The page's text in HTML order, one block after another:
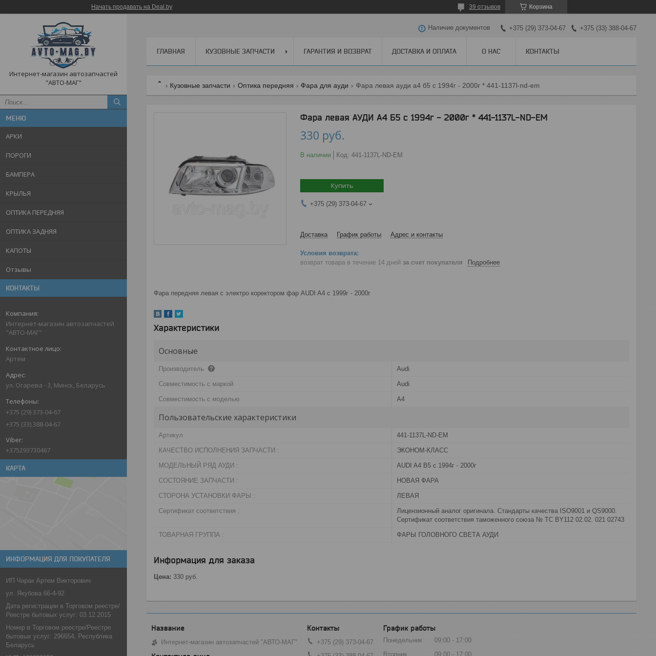
Начать продавать на Deal.by Корзина
39 отзывов
Интернет-магазин автозапчастей
"АВТО-МАГ"
АРКИ
ПОРОГИ
БАМПЕРА
КРЫЛЬЯ
ОПТИКА ПЕРЕДНЯЯ
ОПТИКА ЗАДНЯЯ
КАПОТЫ
Отзывы
КОНТАКТЫ
Интернет-магазин автозапчастей
"АВТО-МАГ"
Артём
ул. Огарева - 3, Минск, Беларусь
+375 (29) 373-04-67
+375 (33) 388-04-67
+375293730467
КАРТА
ИНФОРМАЦИЯ ДЛЯ ПОКУПАТЕЛЯ
ИП Чирак Артем Викторович
ул. Якубова 66-4-92
Дата регистрации в Торговом реестре/
Реестре бытовых услуг: 03.12.2015
Номер в Торговом реестре/Реестре
бытовых услуг: 296654, Республика
Беларусь
Наличие документов +375 (29) 373-04-67 +375 (33) 388-04-67
ГЛАВНАЯ КУЗОВНЫЕ ЗАПЧАСТИ ГАРАНТИЯ И ВОЗВРАТ ДОСТАВКА И ОПЛАТА О НАС КОНТАКТЫ
Кузовные запчасти Оптика передняя Фара для ауди Фара левая ауди а4 б5 с 1994г - 2000г * 441-1137l-nd-em
Фара левая АУДИ А4 Б5 с 1994г - 2000г * 441-1137L-ND-EM
330 руб.
В наличии Код: 441-1137L-ND-EM
Купить
+375 (29) 373-04-67
Доставка График работы Адрес и контакты
возврат товара в течение 14 дней за счет покупателя Подробнее
Фара передняя левая с электро коректором фар AUDI A4 с 1999г - 2000г
Характеристики
Основные
Производитель Audi
Совместимость с маркой Audi
Совместимость с моделью A4
Пользовательские характеристики
Артикул 441-1137L-ND-EM
КАЧЕСТВО ИСПОЛНЕНИЯ ЗАПЧАСТИ : ЭКОНОМ-КЛАСС
МОДЕЛЬНЫЙ РЯД АУДИ : AUDI A4 B5 с 1994г - 2000г
СОСТОЯНИЕ ЗАПЧАСТИ : НОВАЯ ФАРА
СТОРОНА УСТАНОВКИ ФАРЫ : ЛЕВАЯ
Сертификат соответствия :
Лицензионный аналог оригинала. Стандарты качества ISO9001 и QS9000.
Сертификат соответствия таможенного союза № ТС BY112 02.02. 021 02743
ТОВАРНАЯ ГРУППА : ФАРЫ ГОЛОВНОГО СВЕТА АУДИ
Информация для заказа
Цена: 330 руб.
Интернет-магазин автозапчастей "АВТО-МАГ"
+375 (29) 373-04-67
График работы
Понедельник 09:00
17:00
Вторник
09:00 17:00